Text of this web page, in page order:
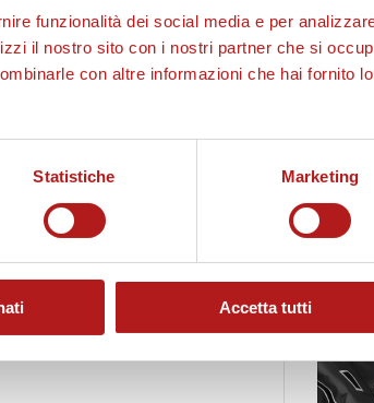
funzionalità dei social media e per
il nostro sito con i nostri partner che si
con altre informazioni che hai fornito
Statistiche Marketing
Accetta tutti